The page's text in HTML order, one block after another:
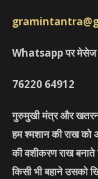
Whatsapp पर मेसेज
76220 64912
गुरुमुखी मंत्र और
हम श्मशान की राख
की वशीकरण राख
किसी भी बहाने उसको